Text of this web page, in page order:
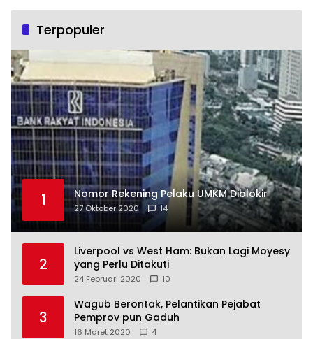
Terpopuler
1 Nomor Rekening Pelaku UMKM Diblokir
27 Oktober 2020 14
2
Liverpool vs West Ham: Bukan Lagi Moyesy
yang Perlu Ditakuti
24 Februari 2020 10
3
Wagub Berontak, Pelantikan Pejabat
Pemprov pun Gaduh
16 Maret 2020 4